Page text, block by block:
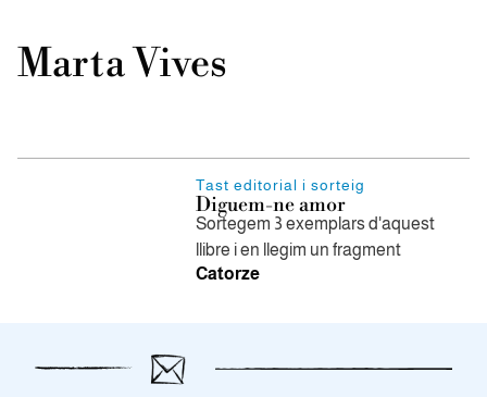
Marta Vives
Tast editorial i sorteig
Diguem-ne amor
Sortegem 3 exemplars d'aquest
llibre i en llegim un fragment
Catorze